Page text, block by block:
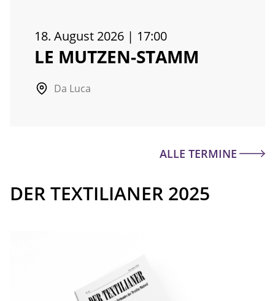
18. August 2026 | 17:00
LE MUTZEN-STAMM
Da Luca
ALLE TERMINE
DER TEXTILIANER 2025